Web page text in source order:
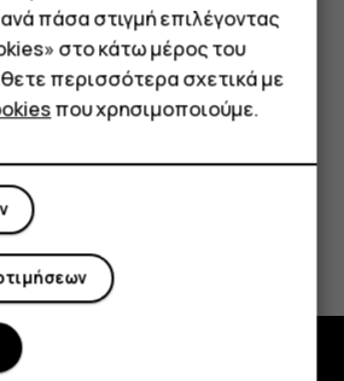
απλής χρήσης
διαθέσιμα δεδομένα κινητής
πάσα στιγμή επιλέγοντας
στο κάτω μέρος του
περισσότερα σχετικά με
που χρησιμοποιούμε.